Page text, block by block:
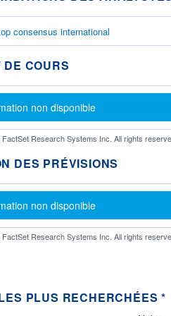
consensus international
COURS
d'information
non disponible
Research Systems Inc. All rights
DES PRÉVISIONS
d'information
non disponible
Research Systems Inc. All rights
PLUS RECHERCHÉES *